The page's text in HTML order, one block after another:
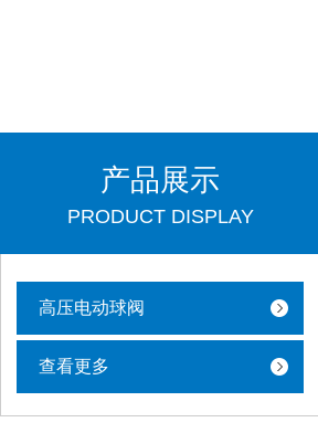
产品展示
PRODUCT DISPLAY
高压电动球阀
查看更多